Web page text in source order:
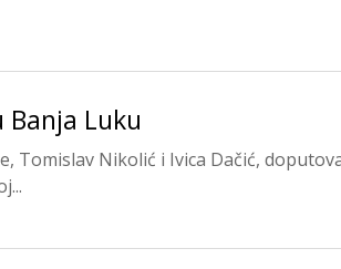
Luku
Tomislav Nikolić i Ivica Dačić,